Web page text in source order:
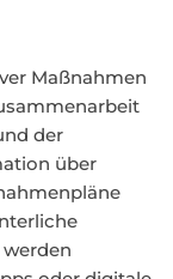
Maßnahmen
der
über